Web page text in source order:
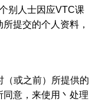
别人士因应VTC课
提交的个人资料，
（或之前）所提供的
意，来使用丶处理